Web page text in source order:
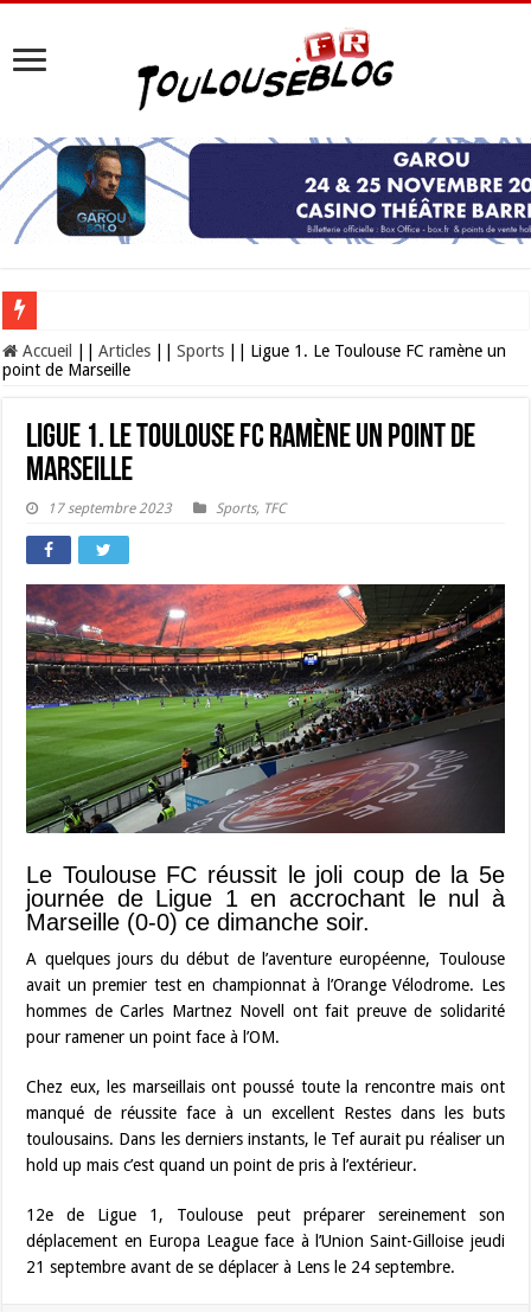
Les Nocturnes de la Cité de l’espace 2026 : l’événement incontournable de
Accueil Articles Sports
Ligue 1. Le Toulouse FC ramène un
point de Marseille
Ligue 1. Le Toulouse FC ramène un point de
Marseille
17 septembre 2023 Sports, TFC
Le Toulouse FC réussit le joli coup de la 5e
journée de Ligue 1 en accrochant le nul à
Marseille (0-0) ce dimanche soir.
A quelques jours du début de l’aventure européenne, Toulouse
avait un premier test en championnat à l’Orange Vélodrome. Les
hommes de Carles Martnez Novell ont fait preuve de solidarité
pour ramener un point face à l’OM.
Chez eux, les marseillais ont poussé toute la rencontre mais ont
manqué de réussite face à un excellent Restes dans les buts
toulousains. Dans les derniers instants, le Tef aurait pu réaliser un
hold up mais c’est quand un point de pris à l’extérieur.
12e de Ligue 1, Toulouse peut préparer sereinement son
déplacement en Europa League face à l’Union Saint-Gilloise jeudi
21 septembre avant de se déplacer à Lens le 24 septembre.